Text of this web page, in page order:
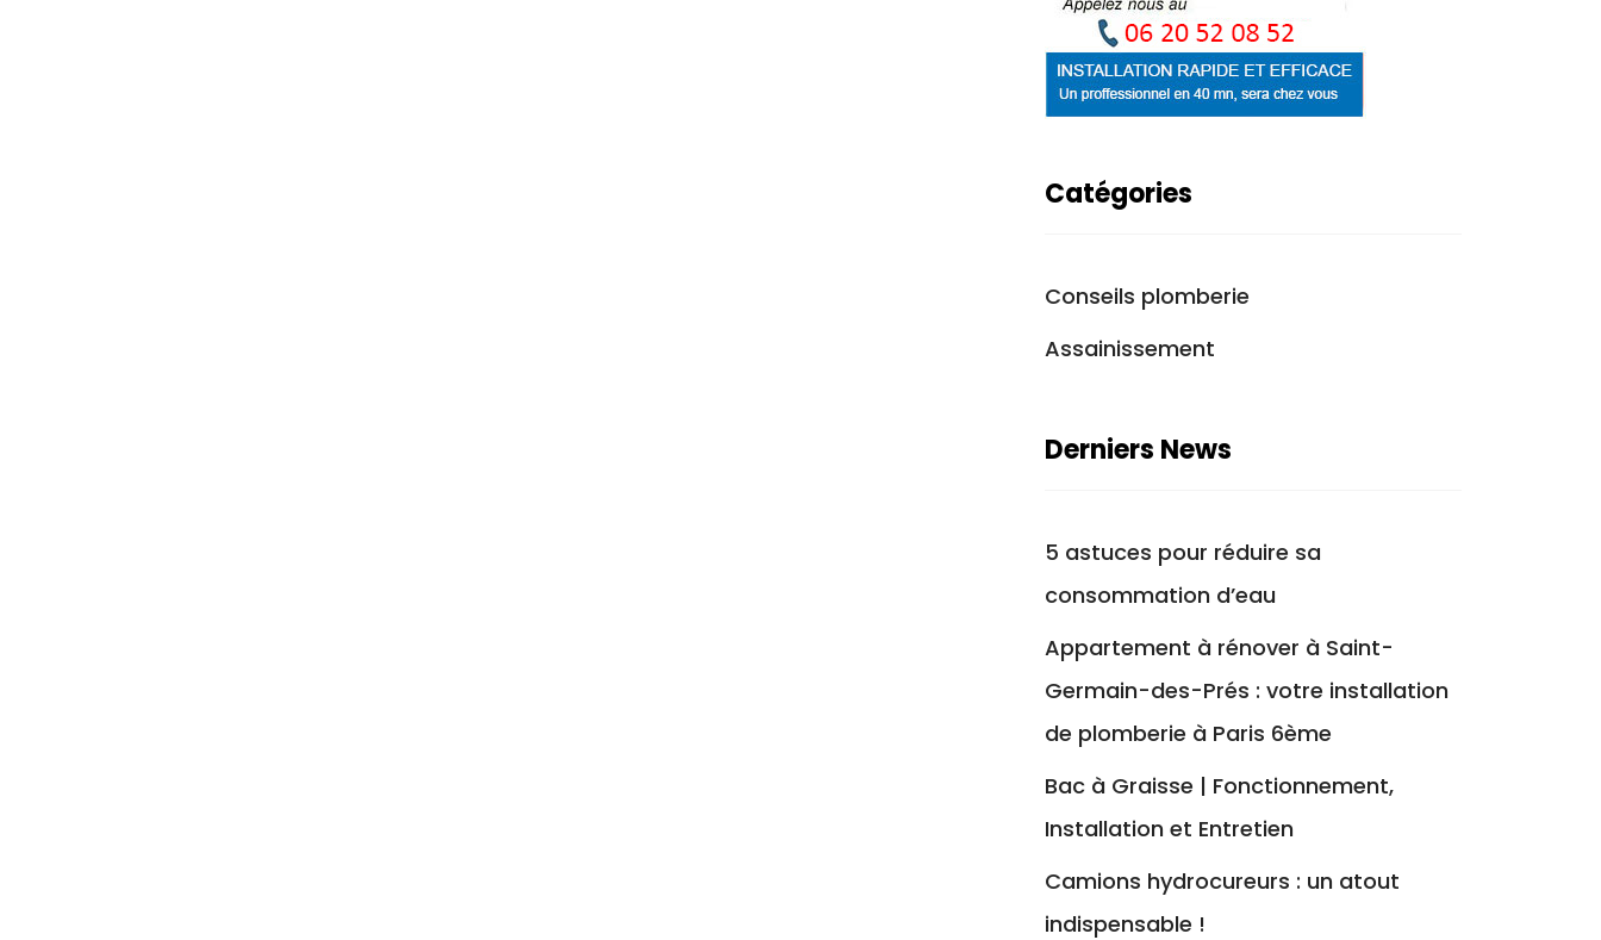
Catégories
Conseils plomberie
Assainissement
Derniers News
5 astuces pour réduire sa
consommation d’eau
Appartement à rénover à Saint-
Germain-des-Prés : votre installation
de plomberie à Paris 6ème
Bac à Graisse | Fonctionnement,
Installation et Entretien
Camions hydrocureurs : un atout
indispensable !